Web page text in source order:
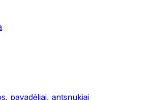
pavadėliai, antsnukiai